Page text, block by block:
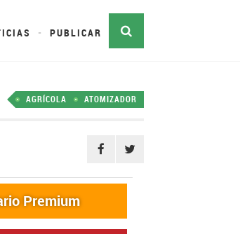
PUBLICAR
ATOMIZADOR
AGRÍCOLA
Premium